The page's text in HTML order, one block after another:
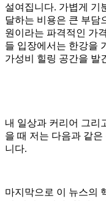
설여집니다. 가볍게 기
달하는 비용은 큰 부담
원이라는 파격적인 가
들 입장에서는 한강을
가성비 힐링 공간을 발
내 일상과 커리어 그리
을 때 저는 다음과 같
니다.
마지막으로 이 뉴스의